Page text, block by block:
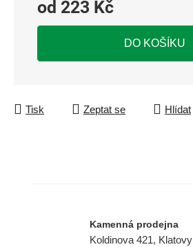
od 223 Kč
Měrná cena:
DO KOŠÍKU
Tisk Zeptat se Hlídat
Kamenná prodejna
Koldinova 421, Klatovy